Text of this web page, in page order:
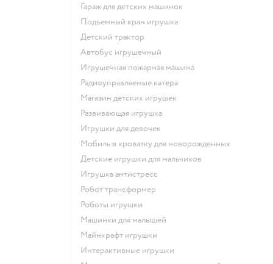
Гараж для детских машинок
Подъемный кран игрушка
Детский трактор
Автобус игрушечный
Игрушечная пожарная машина
Радиоуправляемые катера
Магазин детских игрушек
Развивающая игрушка
Игрушки для девочек
Мобиль в кроватку для новорожденных
Детские игрушки для мальчиков
Игрушка антистресс
Робот трансформер
Роботы игрушки
Машинки для малышей
Майнкрафт игрушки
Интерактивные игрушки